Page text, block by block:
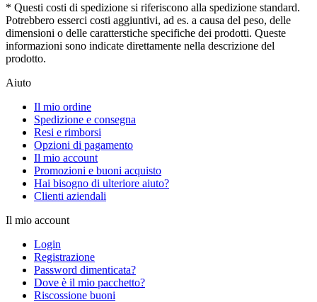
* Questi costi di spedizione si riferiscono alla spedizione standard.
Potrebbero esserci costi aggiuntivi, ad es. a causa del peso, delle
dimensioni o delle caratterstiche specifiche dei prodotti. Queste
informazioni sono indicate direttamente nella descrizione del
prodotto.
Aiuto
Il mio ordine
Spedizione e consegna
Resi e rimborsi
Opzioni di pagamento
Il mio account
Promozioni e buoni acquisto
Hai bisogno di ulteriore aiuto?
Clienti aziendali
Il mio account
Login
Registrazione
Password dimenticata?
Dove è il mio pacchetto?
Riscossione buoni